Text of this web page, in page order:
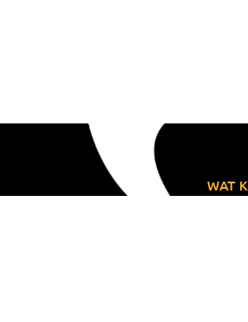
WAT